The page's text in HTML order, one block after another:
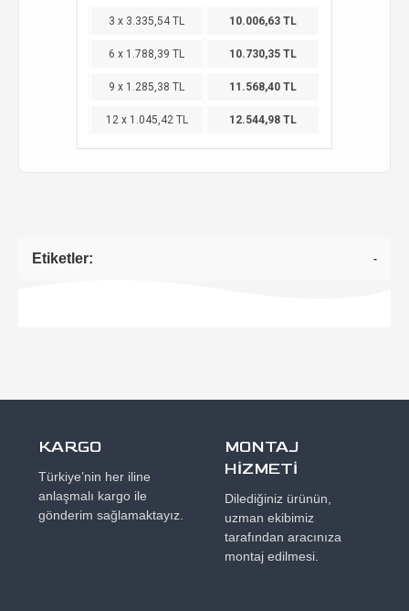
3 x 3.335,54 TL 10.006,63 TL
6 x 1.788,39 TL 10.730,35 TL
9 x 1.285,38 TL 11.568,40 TL
12 x 1.045,42 TL 12.544,98 TL
Etiketler: -
KARGO
Türkiye’nin her iline
anlaşmalı kargo ile
gönderim sağlamaktayız.
MONTAJ
HİZMETİ
Dilediğiniz ürünün,
uzman ekibimiz
tarafından aracınıza
montaj edilmesi.